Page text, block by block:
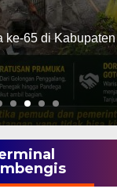
65 di